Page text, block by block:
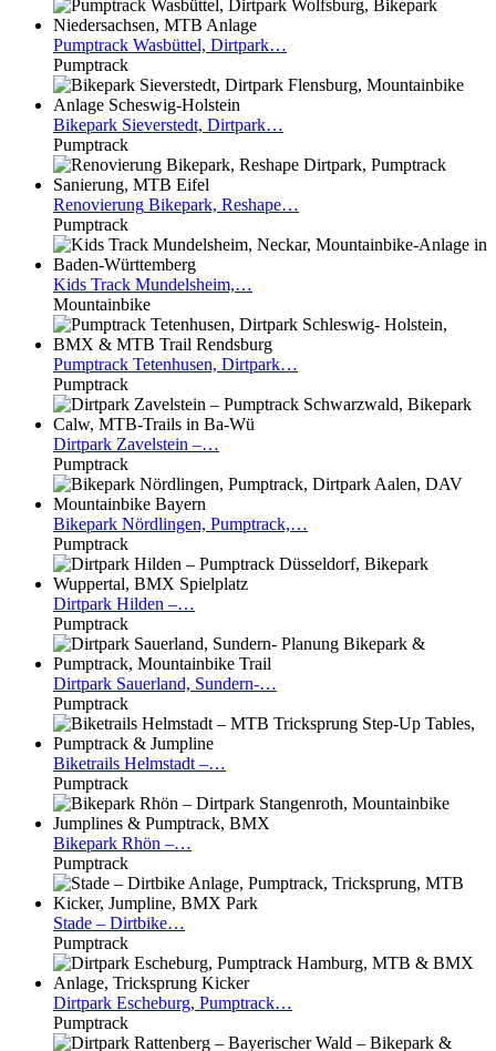
Pumptrack Wasbüttel, Dirtpark…
Pumptrack
Bikepark Sieverstedt, Dirtpark…
Pumptrack
Renovierung Bikepark, Reshape…
Pumptrack
Kids Track Mundelsheim,…
Mountainbike
Pumptrack Tetenhusen, Dirtpark…
Pumptrack
Dirtpark Zavelstein –…
Pumptrack
Bikepark Nördlingen, Pumptrack,…
Pumptrack
Dirtpark Hilden –…
Pumptrack
Dirtpark Sauerland, Sundern-…
Pumptrack
Biketrails Helmstadt –…
Pumptrack
Bikepark Rhön –…
Pumptrack
Stade – Dirtbike…
Pumptrack
Dirtpark Escheburg, Pumptrack…
Pumptrack